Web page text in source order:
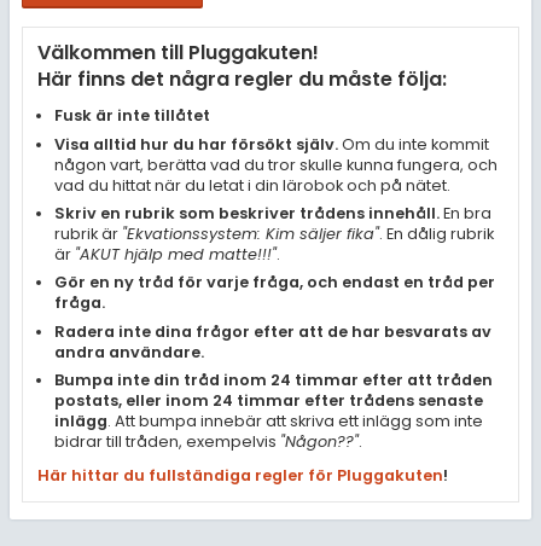
Välkommen till Pluggakuten!
Här finns det några regler du måste följa:
Fusk är inte tillåtet
Visa alltid hur du har försökt själv.Om du inte kommit
någon vart, berätta vad du tror skulle kunna fungera, och
vad du hittat när du letat i din lärobok och på nätet.
Skriv en rubrik som beskriver trådens innehåll.En bra
rubrik är "Ekvationssystem: Kim säljer fika". En dålig rubrik
är "AKUT hjälp med matte!!!".
Gör en ny tråd för varje fråga, och endast en tråd per
fråga.
Radera inte dina frågor efter att de har besvarats av
andra användare.
Bumpa inte din tråd inom 24 timmar efter att tråden
postats, eller inom 24 timmar efter trådens senaste
inlägg. Att bumpa innebär att skriva ett inlägg som inte
bidrar till tråden, exempelvis "Någon??".
Här hittar du fullständiga regler för Pluggakuten!
Ekonomi
Övriga diskussioner
Livehjälpen
Regler
För lärare
3 inloggade
Om Pluggakuten